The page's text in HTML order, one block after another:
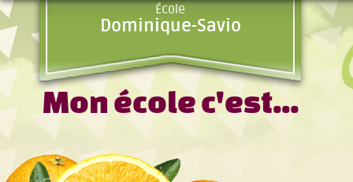
École
Dominique-Savio
Mon école c'est...